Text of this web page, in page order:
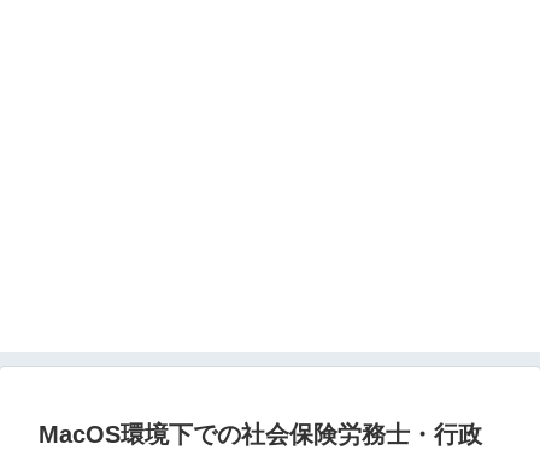
MacOS環境下での社会保険労務士・行政